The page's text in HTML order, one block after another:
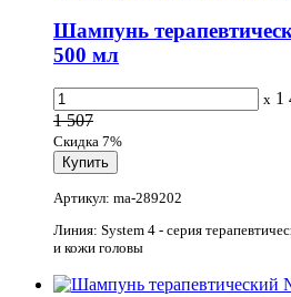
Шампунь
500 мл
x 1
1 507
Скидка 7%
Артикул: ma-289202
Линия: System 4 - серия
и кожи головы